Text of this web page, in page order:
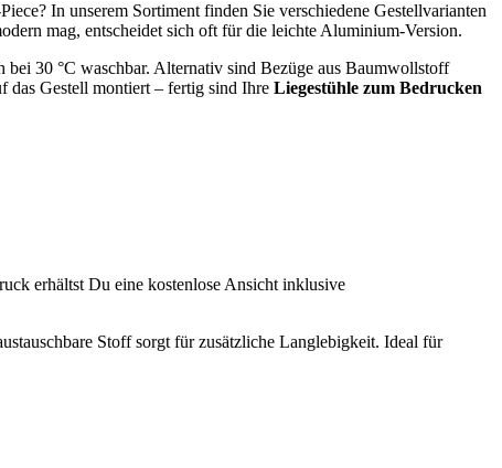
In unserem Sortiment finden Sie verschiedene Gestellvarianten
mag, entscheidet sich oft für die leichte Aluminium-Version.
bei 30 °C waschbar. Alternativ sind Bezüge aus Baumwollstoff
das Gestell montiert – fertig sind Ihre Liegestühle zum Bedrucken
erhältst Du eine kostenlose Ansicht inklusive
Stoff sorgt für zusätzliche Langlebigkeit. Ideal für